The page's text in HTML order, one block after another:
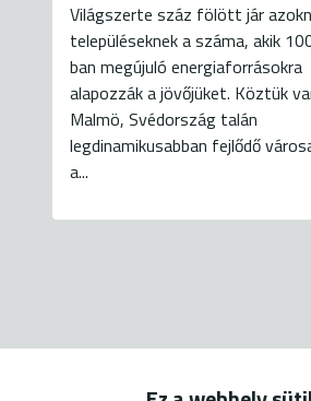
Világszerte száz fölött jár
településeknek a száma, akik
ban megújuló energiaforrásokra
alapozzák a jövőjüket. Köztük
Malmö, Svédország talán
legdinamikusabban fejlődő
a...